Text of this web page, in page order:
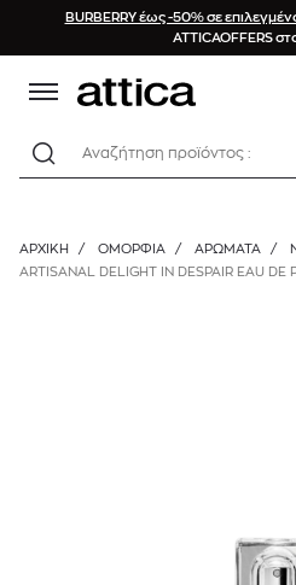
BURBERRY έως -50% σε
ATTICAOFFERS
Αναζήτηση προϊόντος :
ΑΡΧΙΚΉ / ΟΜΟΡΦΙΑ / ΑΡΩΜΑΤΑ /
ARTISANAL DELIGHT IN DESPAIR EAU DE